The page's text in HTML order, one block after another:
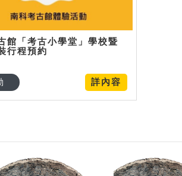
館「考古小學堂」學校暨
行程預約
詳內容